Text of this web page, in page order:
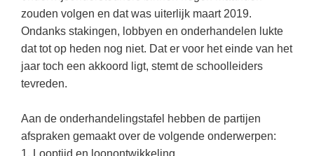
Evolutieleer
Feest- en Gedenkdagen
Godsdienstonderwijs
Kinderboekenweek
Kleurplaten
Rekenen
Sociale vaardigheden
Taalvaardigheid
Vakoverstijgend
MEER...
zouden volgen en dat was uiterlijk maart 2019.
Ondanks stakingen, lobbyen en onderhandelen lukte
dat tot op heden nog niet. Dat er voor het einde van het
jaar toch een akkoord ligt, stemt de schoolleiders
tevreden.
Aan de onderhandelingstafel hebben de partijen
afspraken gemaakt over de volgende onderwerpen:
1. Looptijd en loonontwikkeling